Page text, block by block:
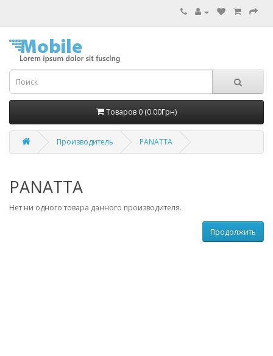
Товаров 0 (0.00Грн)
Производитель PANATTA
PANATTA
Нет ни одного товара данного производителя.
Продолжить